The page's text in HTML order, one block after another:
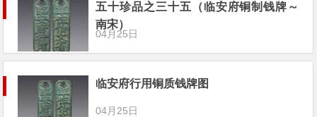
五十珍品之三十五（临安府铜制钱牌～
南宋）
04月25日
临安府行用铜质钱牌图
04月25日